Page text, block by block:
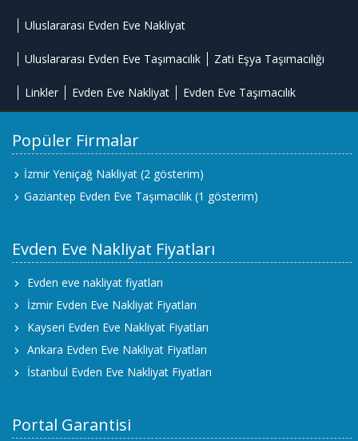
Uluslararası Evden Eve Nakliyat
Uluslararası Evden Eve Taşımacılık Zati Eşya Taşımacılığı
Linkler Evden Eve Nakliyat Evden Eve Taşımacılık
Popüler Firmalar
İzmir Yeniçağ Nakliyat (2 gösterim)
Gaziantep Evden Eve Taşımacılık (1 gösterim)
Evden Eve Nakliyat Fiyatları
Evden eve nakliyat fiyatları
İzmir Evden Eve Nakliyat Fiyatları
Kayseri Evden Eve Nakliyat Fiyatları
Ankara Evden Eve Nakliyat Fiyatları
İstanbul Evden Eve Nakliyat Fiyatları
Portal Garantisi